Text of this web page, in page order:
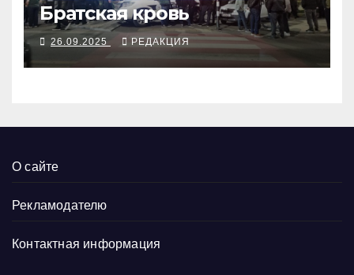
Братская кровь
26.09.2025 РЕДАКЦИЯ
О сайте
Рекламодателю
Контактная информация